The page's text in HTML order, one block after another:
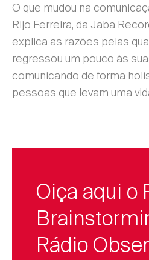
O que mudou na
Rijo Ferreira, da Jaba
explica as razões pelas
regressou um pouco às
comunicando de forma
pessoas que levam uma
Oiça aqui o
Rádio